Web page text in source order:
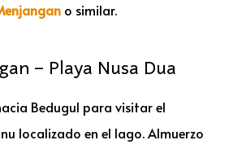
o similar.
– Playa Nusa Dua
Bedugul para visitar el
localizado en el lago. Almuerzo